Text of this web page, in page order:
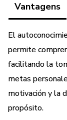
Vantagens
El
permite
facilitando la
metas
motivación y la
propósito.